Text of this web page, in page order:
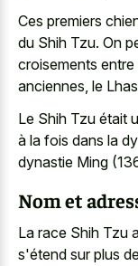
Ces premiers
du Shih Tzu. On
croisements
anciennes, le
Le Shih Tzu était
à la fois dans la
dynastie Ming
Nom et
La race Shih Tzu
s'étend sur plus